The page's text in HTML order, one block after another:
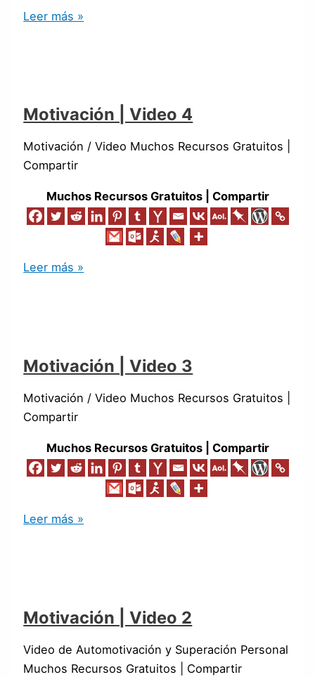
Leer más »
Motivación | Video 4
Motivación / Video Muchos Recursos Gratuitos |
Compartir
Muchos Recursos Gratuitos | Compartir
Leer más »
Motivación | Video 3
Motivación / Video Muchos Recursos Gratuitos |
Compartir
Muchos Recursos Gratuitos | Compartir
Leer más »
Motivación | Video 2
Video de Automotivación y Superación Personal
Muchos Recursos Gratuitos | Compartir